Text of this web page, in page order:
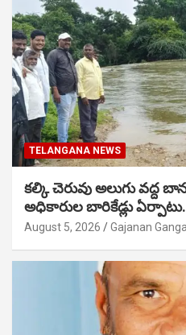
TELANGANA NEWS
కల్కి చెరువు అలుగు వద్ద
అధికారుల బారికేడ్లు ఏర్పాటు.
August 5, 2026 Gajanan